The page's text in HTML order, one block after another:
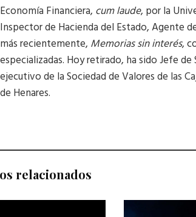
Economía Financiera, cum laude, por la
Inspector de Hacienda del Estado, Agente
más recientemente, Memorias sin interés,
especializadas. Hoy retirado, ha sido Jefe
ejecutivo de la Sociedad de Valores de las
de Henares.
relacionados